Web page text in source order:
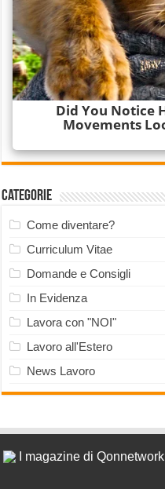
Categorie
Come diventare?
Curriculum Vitae
Domande e Consigli
In Evidenza
Lavora con "NOI"
Lavoro all'Estero
News Lavoro
I magazine di Qonnetwork